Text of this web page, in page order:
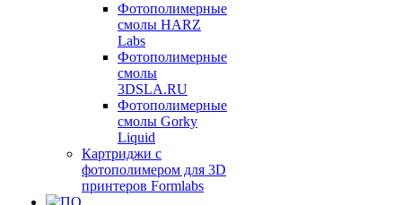
Фотополимерные
смолы HARZ
Labs
Фотополимерные
смолы
3DSLA.RU
Фотополимерные
смолы Gorky
Liquid
Картриджи с
фотополимером для 3D
принтеров Formlabs